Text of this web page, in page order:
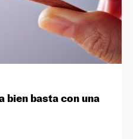
bien basta con una